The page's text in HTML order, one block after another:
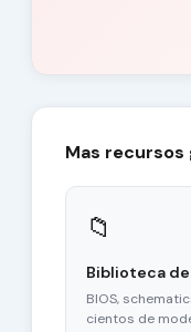
Mas
📁
Biblioteca
BIOS,
cientos de